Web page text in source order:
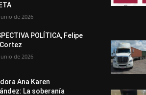
de 2026
POLÍTICA, Felipe
de 2026
Ana Karen
La soberanía